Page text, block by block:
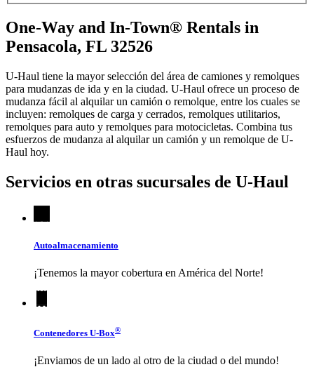
One-Way and In-Town® Rentals in
Pensacola, FL 32526
U-Haul tiene la mayor selección del área de camiones y remolques
para mudanzas de ida y en la ciudad. U-Haul ofrece un proceso de
mudanza fácil al alquilar un camión o remolque, entre los cuales se
incluyen: remolques de carga y cerrados, remolques utilitarios,
remolques para auto y remolques para motocicletas. Combina tus
esfuerzos de mudanza al alquilar un camión y un remolque de U-
Haul hoy.
Servicios en otras sucursales de U-Haul
Autoalmacenamiento
¡Tenemos la mayor cobertura en América del Norte!
Contenedores U-Box®
¡Enviamos de un lado al otro de la ciudad o del mundo!